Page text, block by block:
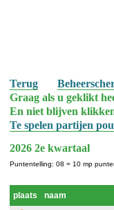
Terug
Graag als u geklikt
En niet blijven
Te spelen partijen
2026 2e kwartaal
Puntentelling: 08 = 10 mp
plaats naam